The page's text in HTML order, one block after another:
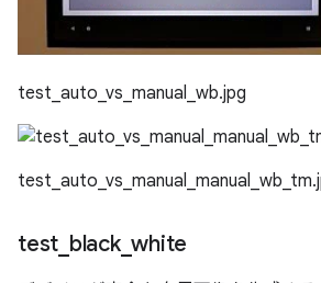
test_auto_vs_manual_wb.jpg
test black_white